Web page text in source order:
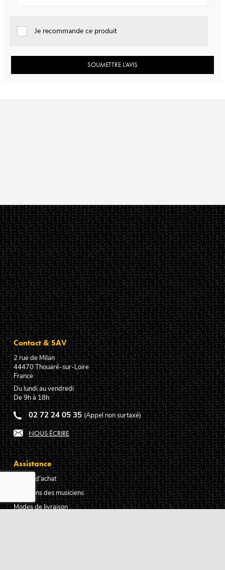
Je recommande ce produit
SOUMETTRE L’AVIS
Contact & SAV
2 rue de Milan
44470Thouaré-sur-Loire
France
Du lundi au vendredi
De 9h à 18h
02 72 24 05 35 (Appel non surtaxé)
NOUS ÉCRIRE
Assistance
Guides d'achat
Questions des musiciens
Modes de livraison